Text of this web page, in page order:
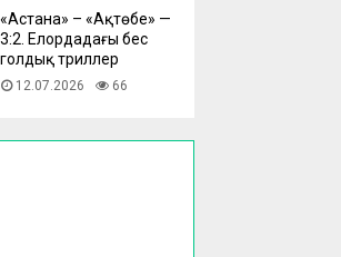
​«Астана» – «Ақтөбе» —
3:2. Елордадағы бес
голдық триллер
12.07.2026 66